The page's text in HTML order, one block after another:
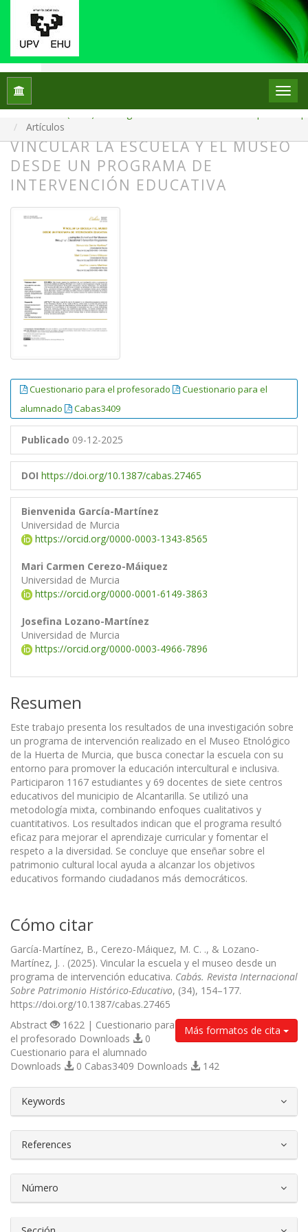
Inicio
Núm. 34 (2025): Monográfico: La escuela en el escaparate: el
Artículos
VINCULAR LA ESCUELA Y EL MUSEO
DESDE UN PROGRAMA DE
INTERVENCIÓN EDUCATIVA
Cuestionario para el profesorado
Cuestionario para el
alumnado
Cabas3409
Publicado 09-12-2025
DOI https://doi.org/10.1387/cabas.27465
Bienvenida García-Martínez
Universidad de Murcia
https://orcid.org/0000-0003-1343-8565
Mari Carmen Cerezo-Máiquez
Universidad de Murcia
https://orcid.org/0000-0001-6149-3863
Josefina Lozano-Martínez
Universidad de Murcia
https://orcid.org/0000-0003-4966-7896
Resumen
Este trabajo presenta los resultados de una investigación sobre
un programa de intervención realizado en el Museo Etnológico
de la Huerta de Murcia, que busca conectar la escuela con su
entorno para promover la educación intercultural e inclusiva.
Participaron 1167 estudiantes y 69 docentes de siete centros
educativos del municipio de Alcantarilla. Se utilizó una
metodología mixta, combinando enfoques cualitativos y
cuantitativos. Los resultados indican que el programa resultó
eficaz para mejorar el aprendizaje curricular y fomentar el
respeto a la diversidad. Se concluye que enseñar sobre el
patrimonio cultural local ayuda a alcanzar los objetivos
educativos formando ciudadanos más democráticos.
Cómo citar
García-Martínez, B., Cerezo-Máiquez, M. C. ., & Lozano-
Martínez, J. . (2025). Vincular la escuela y el museo desde un
programa de intervención educativa. Cabás. Revista Internacional
Sobre Patrimonio Histórico-Educativo, (34), 154–177.
https://doi.org/10.1387/cabas.27465
Más formatos de cita
Abstract
1622 | Cuestionario para
el profesorado Downloads
0
Cuestionario para el alumnado
Downloads
0 Cabas3409 Downloads 142
Keywords
References
Número